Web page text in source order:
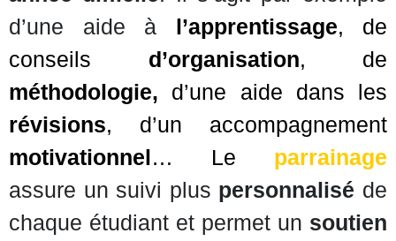
d’une aide à l’apprentissage, de
conseils d’organisation, de
méthodologie, d’une aide dans les
révisions, d’un accompagnement
motivationnel… Le
parrainage
assure un suivi plus personnalisé de
chaque étudiant et permet un soutien